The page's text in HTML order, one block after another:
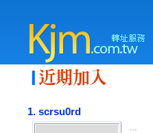
1. scrsu0rd
...